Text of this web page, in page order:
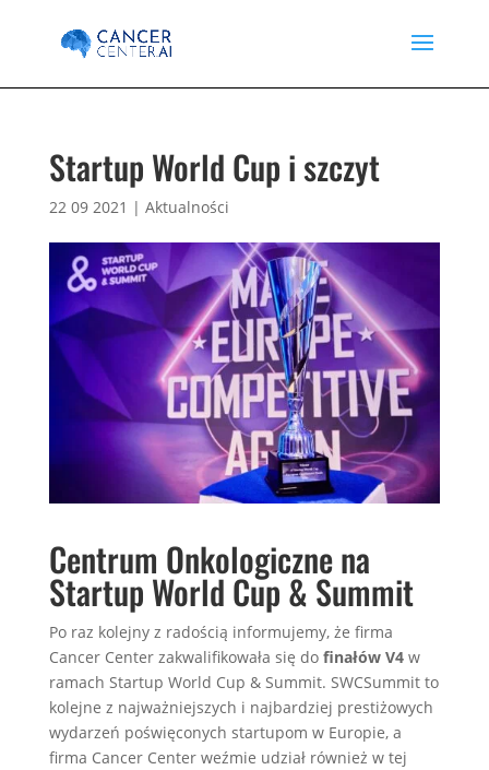
Startup World Cup i szczyt
22 09 2021 | Aktualności
Centrum Onkologiczne na
Startup World Cup & Summit
Po raz kolejny z radością informujemy, że firma
Cancer Center zakwalifikowała się do finałów V4w
ramach Startup World Cup & Summit. SWCSummit to
kolejne z najważniejszych i najbardziej prestiżowych
wydarzeń poświęconych startupom w Europie, a
firma Cancer Center weźmie udział również w tej